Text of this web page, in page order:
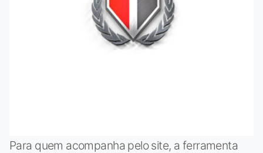
Para quem acompanha pelo site, a ferramenta